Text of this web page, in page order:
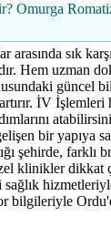
Omurga
sık
Hem uzman
güncel
İV İşlemleri
bir yapıya
şehirde, farklı
klinikler dikkat
bilgileriyle